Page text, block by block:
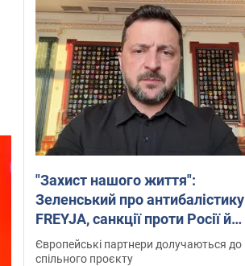
"Захист нашого життя":
Зеленський про антибалістику
FREYJA, санкції проти Росії й
підтримку аграріїв. Відео
Європейські партнери долучаються до
спільного проєкту